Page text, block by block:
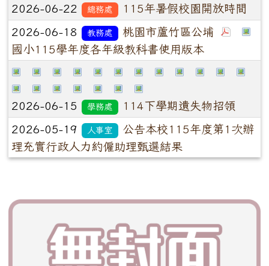
2026-06-22 總務處 115年暑假校園開放時間
2026-06-18 教務處
桃園市蘆竹區公埔
國小115學年度各年級教科書使用版本
2026-06-15 學務處 114下學期遺失物招領
2026-05-19 人事室
公告本校115年度第1次辦
理充實行政人力約僱助理甄選結果